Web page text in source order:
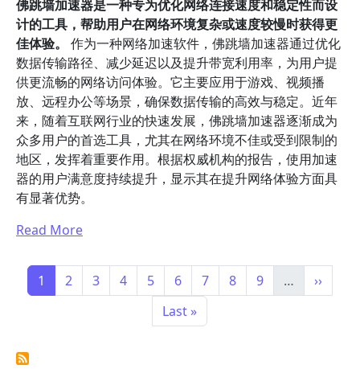
佛跳墙加速器是一种专为优化网络连接速度和稳定性而设
计的工具，帮助用户在网络环境复杂或速度较慢时获得更
佳体验。
作为一种网络加速软件，佛跳墙加速器通过优化
数据传输路径、减少延迟以及提升带宽利用率，为用户提
供更流畅的网络访问体验。它主要应用于游戏、视频播
放、远程办公等场景，确保数据传输的高效与稳定。近年
来，随着互联网行业的快速发展，佛跳墙加速器逐渐成为
众多用户的首选工具，尤其在网络环境不佳或受到限制的
地区，发挥着重要作用。根据权威机构的报告，使用加速
器的用户满意度持续提升，显示其在提升网络体验方面具
有显著优势。
Read More
Pagination
Page
1 Page
2 Page
3 Page
4 Page
5 Page
6 Page
7 Page
8 Page
9 … Next
››
Last page
Last »